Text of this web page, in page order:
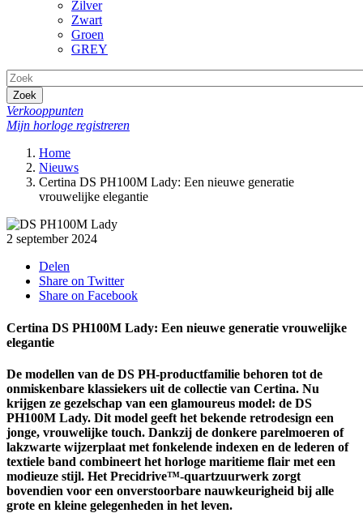
Zilver
Zwart
Groen
GREY
Zoek
Verkooppunten
Mijn horloge registreren
Home
Nieuws
Certina DS PH100M Lady: Een nieuwe generatie
vrouwelijke elegantie
2 september 2024
Delen
Share on Twitter
Share on Facebook
Certina DS PH100M Lady: Een nieuwe generatie vrouwelijke
elegantie
De modellen van de DS PH-productfamilie behoren tot de
onmiskenbare klassiekers uit de collectie van Certina. Nu
krijgen ze gezelschap van een glamoureus model: de DS
PH100M Lady. Dit model geeft het bekende retrodesign een
jonge, vrouwelijke touch. Dankzij de donkere parelmoeren of
lakzwarte wijzerplaat met fonkelende indexen en de lederen of
textiele band combineert het horloge maritieme flair met een
modieuze stijl. Het Precidrive™-quartzuurwerk zorgt
bovendien voor een onverstoorbare nauwkeurigheid bij alle
grote en kleine gelegenheden in het leven.